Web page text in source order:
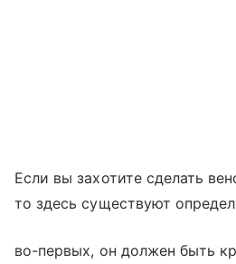
Если вы захотите сделать
то здесь существуют
во-первых, он должен быть